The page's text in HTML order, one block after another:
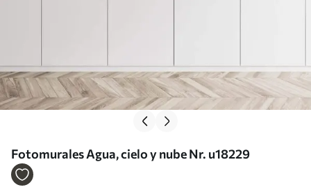
Fotomurales Agua, cielo y nube Nr. u18229